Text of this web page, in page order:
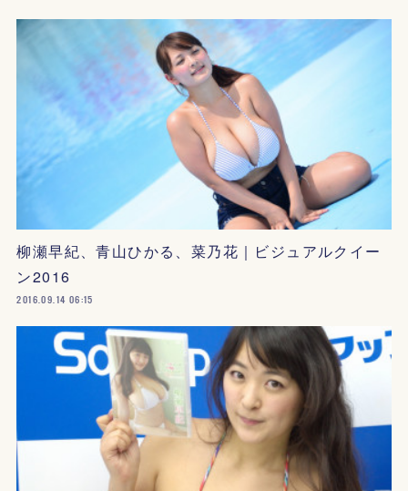
柳瀬早紀、青山ひかる、菜乃花｜ビジュアルクイー
ン2016
2016.09.14 06:15